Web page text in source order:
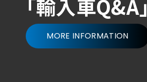
「輸入車Q&A」
MORE INFORMATION